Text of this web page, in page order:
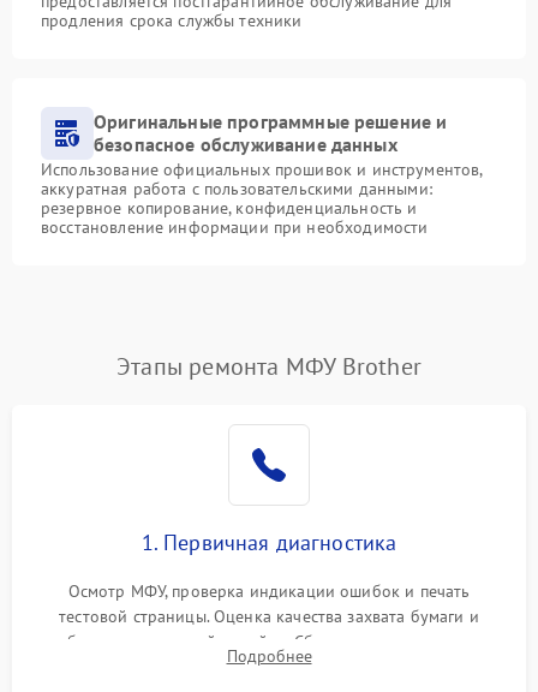
продления срока службы техники
Оригинальные программные решение и
безопасное обслуживание данных
Использование официальных прошивок и инструментов,
аккуратная работа с пользовательскими данными:
резервное копирование, конфиденциальность и
восстановление информации при необходимости
Этапы ремонта МФУ Brother
1. Первичная диагностика
Осмотр МФУ, проверка индикации ошибок и печать
тестовой страницы. Оценка качества захвата бумаги и
работы сканирующей линейки. Сбор данных о замятиях,
дефектах изображения или посторонних шумах при работе.
Подробнее